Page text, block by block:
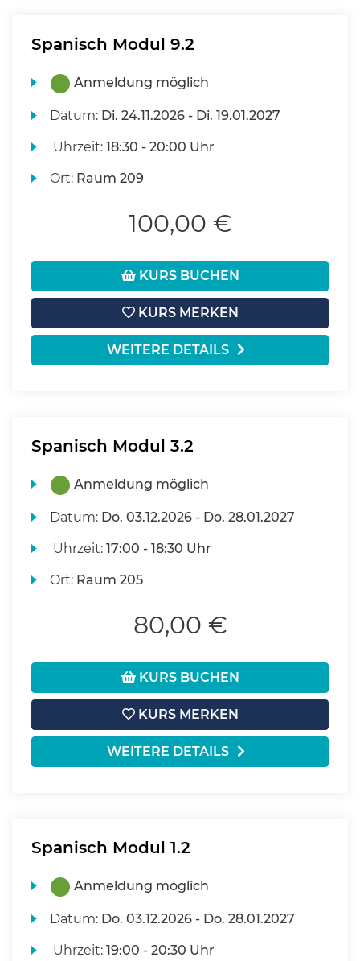
Spanisch Modul 9.2
Anmeldung möglich
Datum: Di. 24.11.2026 - Di. 19.01.2027
Uhrzeit:18:30 - 20:00 Uhr
Ort: Raum 209
100,00 €
KURS BUCHEN
KURS MERKEN
WEITERE DETAILS
Spanisch Modul 3.2
Anmeldung möglich
Datum: Do. 03.12.2026 - Do. 28.01.2027
Uhrzeit:17:00 - 18:30 Uhr
Ort: Raum 205
80,00 €
KURS BUCHEN
KURS MERKEN
WEITERE DETAILS
Spanisch Modul 1.2
Anmeldung möglich
Datum: Do. 03.12.2026 - Do. 28.01.2027
Uhrzeit:19:00 - 20:30 Uhr